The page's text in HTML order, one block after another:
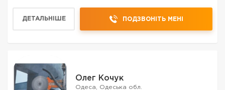
малярные работы: выравнивани...
ДЕТАЛЬНІШЕ ПОДЗВОНІТЬ МЕНІ
Олег Кочук
Одеса, Одеська обл.